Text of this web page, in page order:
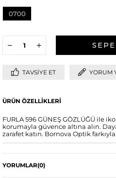
0700
TAVSIYE ET YORUM
ÜRÜN ÖZELLIKLERI
FURLA 596 GÜNEŞ GÖZLÜĞÜ ile
korumayla güvence altına alın.
zarafet katın. Bornova Optik
YORUMLAR(0)